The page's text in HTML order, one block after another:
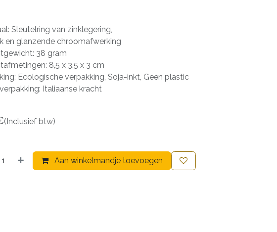
Sleutelring van zinklegering,
en glanzende chroomafwerking
38 gram
8,5 x 3,5 x 3 cm
Ecologische verpakking, Soja-inkt, Geen plastic
Italiaanse kracht
(Inclusief btw)
Aan winkelmandje toevoegen